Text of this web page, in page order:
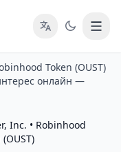
Token (OUST)
онлайн —
Inc. • Robinhood